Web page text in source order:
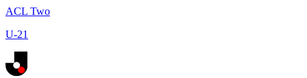
ACL Two
U-21